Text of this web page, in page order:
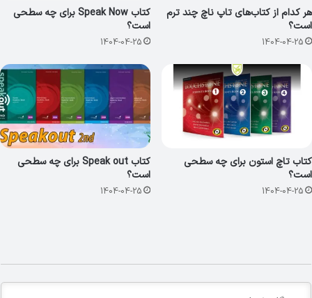
هر کدام از کتاب‌های تاپ ناچ چند ترم
است؟
1404-04-25
کتاب Speak Now برای چه سطحی
است؟
1404-04-25
کتاب تاچ استون برای چه سطحی
است؟
1404-04-25
کتاب Speak out برای چه سطحی
است؟
1404-04-25